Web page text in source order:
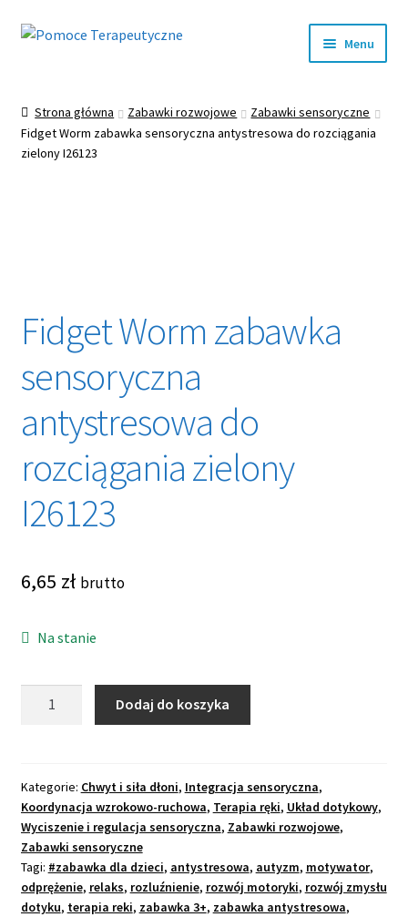
Przejdź
Przejdź
Menu
INTEGRACJA SENSORYCZNA
Rozwiń
ZABAWKI WSPOMAGAJĄCE ROZWÓJ
SALA DOŚWIADCZANIA ŚWIATA
OCHRONA OSOBISTA
SPORT
Strona główna Zabawki rozwojowe
Zabawki sensoryczne
Fidget Worm zabawka sensoryczna antystresowa do rozciągania
zielony I26123
Fidget Worm zabawka
sensoryczna
antystresowa do
rozciągania zielony
I26123
6,65 zł brutto
Na stanie
sensoryczna
antystresowa
do
rozciągania
zielony
I26123
Dodaj do koszyka
Kategorie: Chwyt i siła dłoni, Integracja sensoryczna,
Koordynacja wzrokowo-ruchowa, Terapia ręki, Układ dotykowy,
Wyciszenie i regulacja sensoryczna, Zabawki rozwojowe,
Zabawki sensoryczne
Tagi: #zabawka dla dzieci, antystresowa, autyzm, motywator,
odprężenie, relaks, rozluźnienie, rozwój motoryki, rozwój zmysłu
dotyku, terapia reki, zabawka 3+, zabawka antystresowa,